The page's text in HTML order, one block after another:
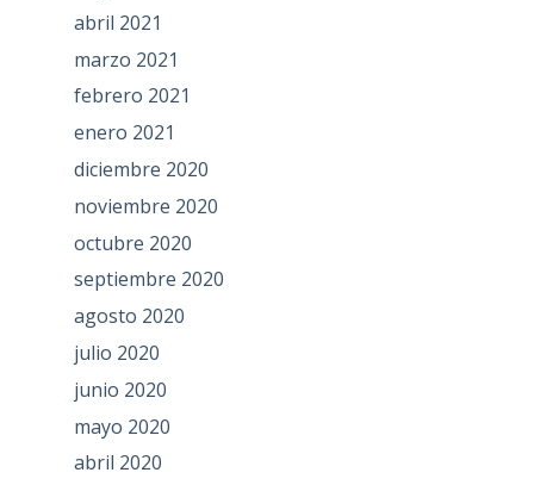
abril 2021
marzo 2021
febrero 2021
enero 2021
diciembre 2020
noviembre 2020
octubre 2020
septiembre 2020
agosto 2020
julio 2020
junio 2020
mayo 2020
abril 2020